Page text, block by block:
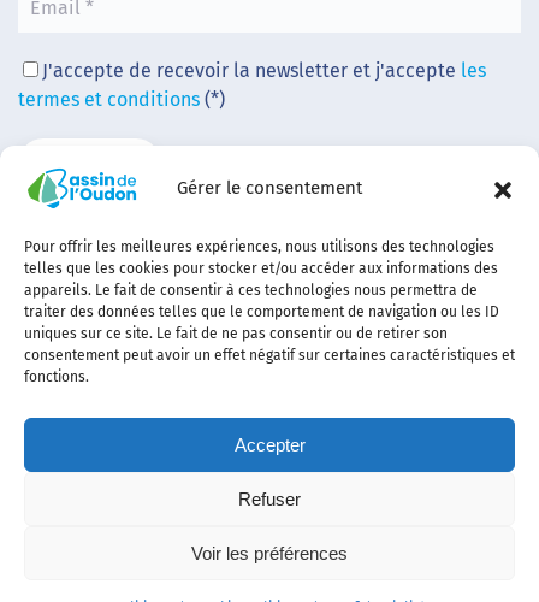
Gérer le consentement
Pour offrir les meilleures expériences, nous utilisons des technologies
telles que les cookies pour stocker et/ou accéder aux informations des
appareils. Le fait de consentir à ces technologies nous permettra de
traiter des données telles que le comportement de navigation ou les ID
uniques sur ce site. Le fait de ne pas consentir ou de retirer son
consentement peut avoir un effet négatif sur certaines caractéristiques et
fonctions.
Accepter
Refuser
Voir les préférences
J'accepte de recevoir la newsletter et j'accepte les
termes et conditions (*)
confidentialité